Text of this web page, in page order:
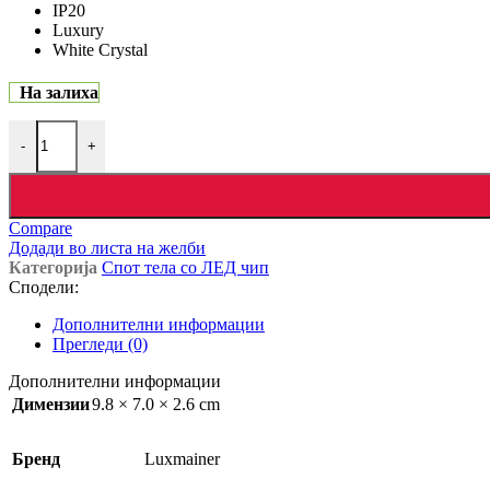
IP20
Luxury
White Crystal
На залиха
-
LD23-0120 количина
+
Compare
Додади во листа на желби
Категорија Спот тела со ЛЕД чип
Сподели:
Дополнителни информации
Прегледи (0)
Дополнителни информации
Димензии9.8 × 7.0 × 2.6 cm
Бренд Luxmainer